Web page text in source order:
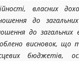
власних
до
до
висновок,
бюджетів,